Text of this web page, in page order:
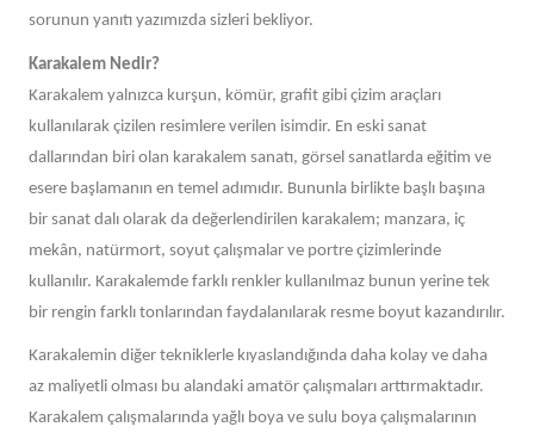
sorunun yanıtı yazımızda sizleri bekliyor.
Karakalem Nedir?
Karakalem yalnızca kurşun, kömür, grafit gibi çizim araçları
kullanılarak çizilen resimlere verilen isimdir. En eski sanat
dallarından biri olan karakalem sanatı, görsel sanatlarda eğitim ve
esere başlamanın en temel adımıdır. Bununla birlikte başlı başına
bir sanat dalı olarak da değerlendirilen karakalem; manzara, iç
mekân, natürmort, soyut çalışmalar ve portre çizimlerinde
kullanılır. Karakalemde farklı renkler kullanılmaz bunun yerine tek
bir rengin farklı tonlarından faydalanılarak resme boyut kazandırılır.
Karakalemin diğer tekniklerle kıyaslandığında daha kolay ve daha
az maliyetli olması bu alandaki amatör çalışmaları arttırmaktadır.
Karakalem çalışmalarında yağlı boya ve sulu boya çalışmalarının